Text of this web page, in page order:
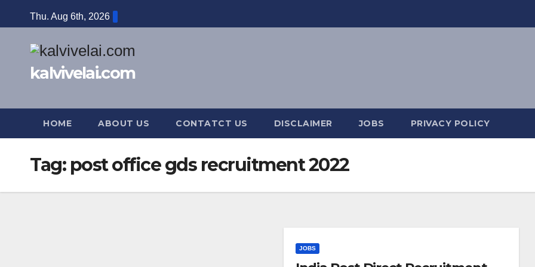
to
Thu. Aug 6th, 2026
kalvivelai.com
HOME ABOUT US CONTATCT US DISCLAIMER JOBS PRIVACY POLICY
Tag: post office gds recruitment 2022
JOBS